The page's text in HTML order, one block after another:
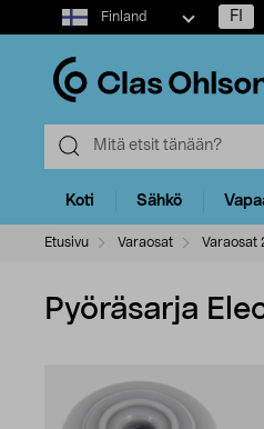
Select
market
Finland FI
Koti Sähkö
Etusivu Varaosat Varaosat
Pyöräsarja